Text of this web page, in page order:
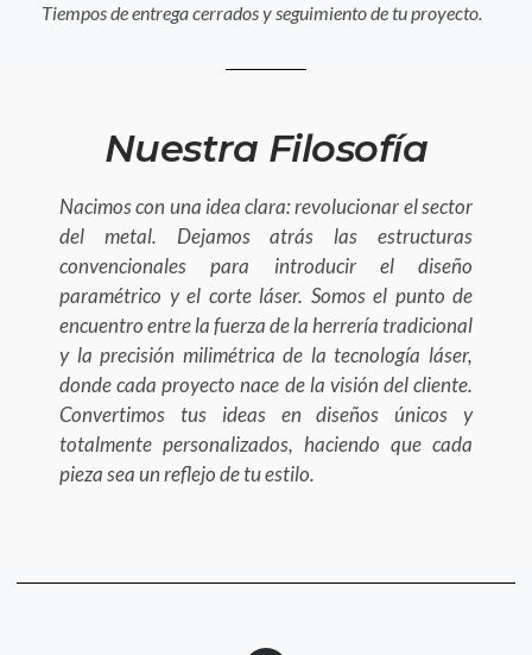
Tiempos de entrega cerrados y seguimiento de tu proyecto.
Nuestra Filosofía
Nacimos con una idea clara: revolucionar el sector
del metal. Dejamos atrás las estructuras
convencionales para introducir el diseño
paramétrico y el corte láser. Somos el punto de
encuentro entre la fuerza de la herrería tradicional
y la precisión milimétrica de la tecnología láser,
donde cada proyecto nace de la visión del cliente.
Convertimos tus ideas en diseños únicos y
totalmente personalizados, haciendo que cada
pieza sea un reflejo de tu estilo.